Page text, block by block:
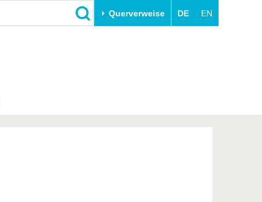
Querverweise DE EN